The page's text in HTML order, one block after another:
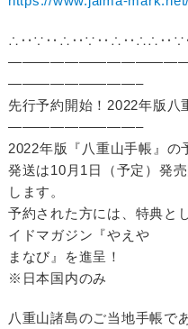
—————————–
先行予約開始！2022年版八
—————————–
2022年版『八重山手帳』の
発送は10月1日（予定）発
します。
予約された方には、特典と
イドマガジン『やえや
まなび』を進呈！
※日本国内のみ
八重山諸島のご当地手帳で